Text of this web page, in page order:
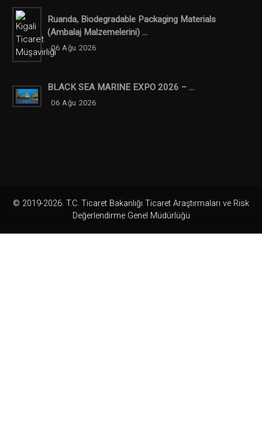
Ruanda, Biodegradable Packaging Materials
(ambalaj Malzemelerini) ...
06 Ağu 2026
BLACK SEA MARINE EXPO 2026 – ...
06 Ağu 2026
© 2019-2026. T.C. Ticaret Bakanlığı Ticaret Araştırmaları ve Risk
Değerlendirme Genel Müdürlüğü